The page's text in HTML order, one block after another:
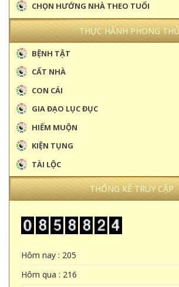
CHỌN HƯỚNG NHÀ THEO TUỔI
THỰC HÀNH PHONG
BỆNH TẬT
CẤT NHÀ
CON CÁI
GIA ĐẠO LỤC ĐỤC
HIẾM MUỘN
KIỆN TỤNG
TÀI LỘC
THỐNG KÊ TRUY CẬP
Hôm nay : 205
Hôm qua : 216